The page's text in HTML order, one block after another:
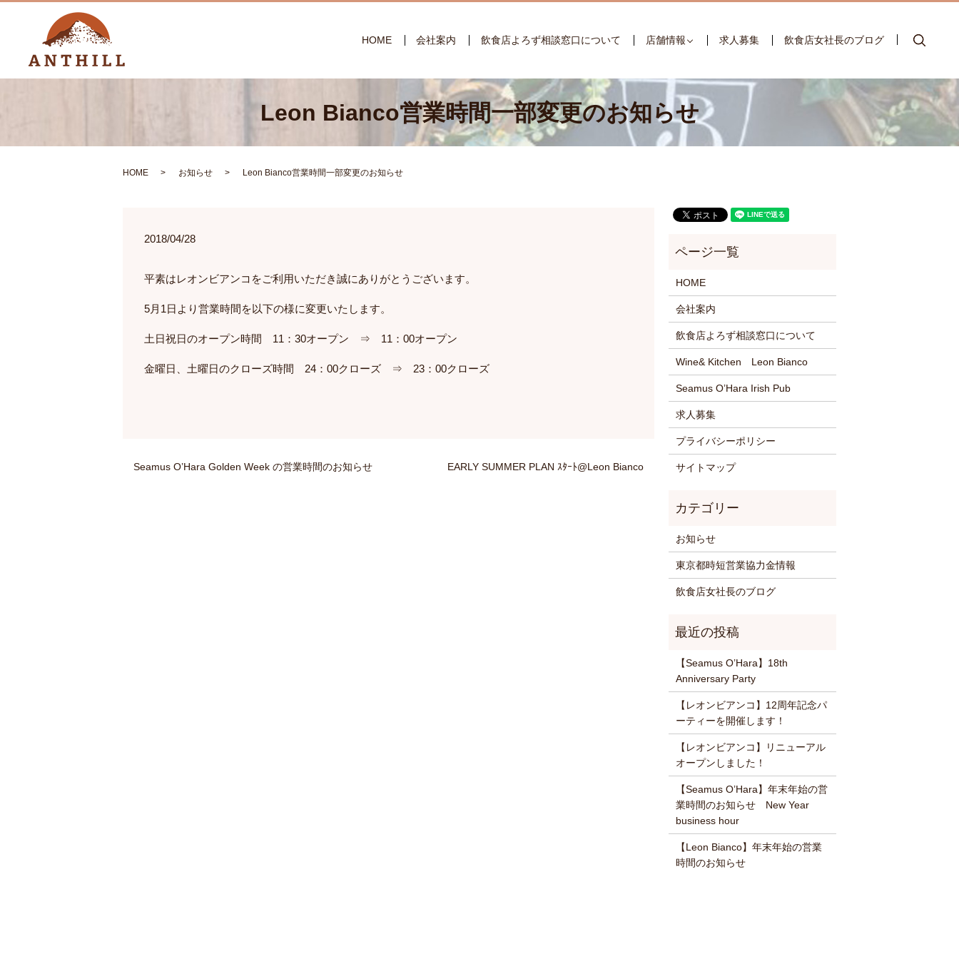
HOME 会社案内 飲食店よろず相談窓口について 店舗情報 求人募集 飲食店女社長のブログ
Leon Bianco営業時間一部変更のお知らせ
HOME お知らせ Leon Bianco営業時間一部変更のお知らせ
2018/04/28
平素はレオンビアンコをご利用いただき誠にありがとうございます。
5月1日より営業時間を以下の様に変更いたします。
土日祝日のオープン時間 11：30オープン ⇒ 11：00オープン
金曜日、土曜日のクローズ時間 24：00クローズ ⇒ 23：00クローズ
Seamus O’Hara Golden Week の営業時間のお知らせ EARLY SUMMER PLAN ｽﾀｰﾄ@Leon Bianco
HOME
会社案内
飲食店よろず相談窓口について
Wine& Kitchen Leon Bianco
Seamus O’Hara Irish Pub
求人募集
プライバシーポリシー
サイトマップ
お知らせ
東京都時短営業協力金情報
飲食店女社長のブログ
【Seamus O’Hara】18th
Anniversary Party
【レオンビアンコ】12周年記念パ
ーティーを開催します！
【レオンビアンコ】リニューアル
オープンしました！
【Seamus O’Hara】年末年始の営
業時間のお知らせ New Year
business hour
【Leon Bianco】年末年始の営業
時間のお知らせ